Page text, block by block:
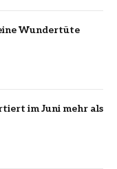
Wundertüte
im Juni mehr als